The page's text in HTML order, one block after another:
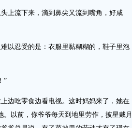
流下来，滴到鼻尖又流到嘴角，好咸
忍受的是：衣服里黏糊糊的，鞋子里泡
”
吃零食边看电视。这时妈妈来了，她在
以前，你爷爷每天到地里劳作，披星戴月